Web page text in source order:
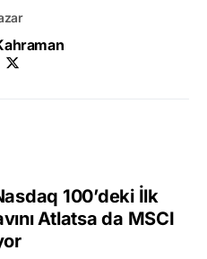
100’deki İlk
Atlatsa da MSCI